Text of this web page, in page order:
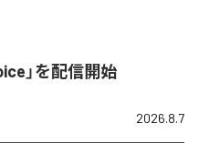
」を配信開始
2026.8.7